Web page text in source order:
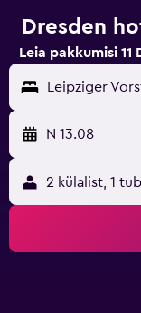
Dresden
Leia pakkumisi
Leipziger
N 13.08
2 külalist, 1